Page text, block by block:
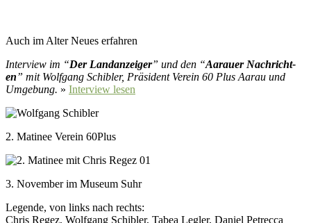
Auch im Alter Neues erfahren
Inter­view im “Der Lan­danzeiger” und den “Aarauer Nachricht­
en” mit Wolf­gang Schi­bler, Präsi­dent Vere­in 60 Plus Aarau und
Umge­bung. » Inter­view lesen
2. Matinee Verein 60Plus
3. Novem­ber im Muse­um Suhr
Leg­ende, von links nach rechts:
Chris Regez, Wolf­gang Schi­bler, Tabea Legler, Daniel Petrec­ca